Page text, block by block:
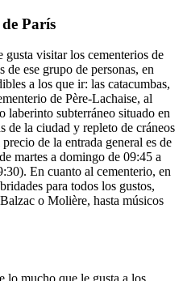
París
gusta visitar los cementerios de
de ese grupo de personas, en
a los que ir: las catacumbas,
de Père-Lachaise, al
laberinto subterráneo situado en
de la ciudad y repleto de cráneos
de la entrada general es de
martes a domingo de 09:45 a
En cuanto al cementerio, en
para todos los gustos,
o Molière, hasta músicos
lo mucho que le gusta a los